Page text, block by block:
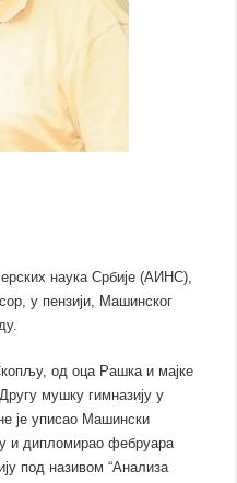
наука Србије (АИНС),
у пензији, Машинског
од оца Рашка и мајке
мушку гимназију у
је уписао Машински
и дипломирао фебруара
под називом “Анализа